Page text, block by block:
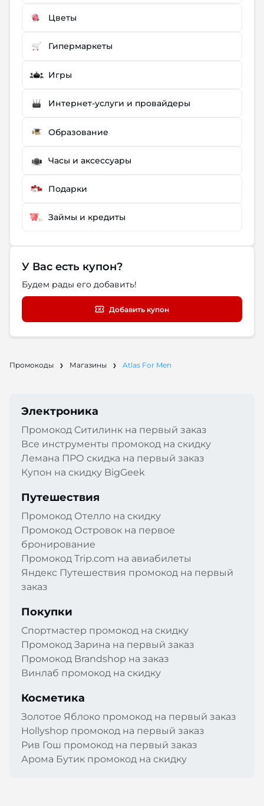
Цветы
Гипермаркеты
Игры
Интернет-услуги и провайдеры
Образование
Часы и аксессуары
Подарки
Займы и кредиты
У Вас есть купон?
Будем рады его добавить!
Добавить купон
Промокоды Магазины Atlas For Men
Электроника
Промокод Cитилинк на первый заказ
Все инструменты промокод на скидку
Лемана ПРО скидка на первый заказ
Купон на скидку BigGeek
Путешествия
Промокод Отелло на скидку
Промокод Островок на первое
бронирование
Промокод Trip.com на авиабилеты
Яндекс Путешествия промокод на первый
заказ
Покупки
Спортмастер промокод на скидку
Промокод Зарина на первый заказ
Промокод Brandshop на заказ
Винлаб промокод на скидку
Косметика
Золотое Яблоко промокод на первый заказ
Hollyshop промокод на первый заказ
Рив Гош промокод на первый заказ
Арома Бутик промокод на скидку